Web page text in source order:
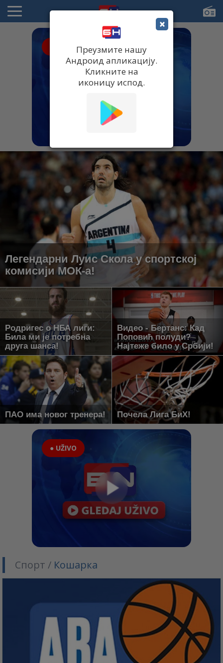
Легендарни Луис Скола у спортској
комисији МОК-а!
Родригес о НБА лиги:
Била ми је потребна
друга шанса!
Видео - Бертанс: Кад
Поповић полуди?
Најтеже било у Србији!
ПАО има новог тренера! Почела Лига БиХ!
● UŽIVO
Спорт / Кошарка
×
Преузмите нашу
Андроид апликацију.
Кликните на
иконицу испод.